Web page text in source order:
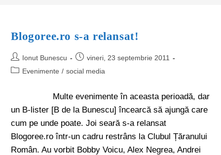
Blogoree.ro s-a relansat!
Ionut Bunescu
vineri, 23 septembrie 2011
Evenimente / social media
Multe evenimente în aceasta perioadă, dar
un B-lister [B de la Bunescu] încearcă să ajungă care
cum pe unde poate. Joi seară s-a relansat
Blogoree.ro într-un cadru restrâns la Clubul Țăranului
Român. Au vorbit Bobby Voicu, Alex Negrea, Andrei